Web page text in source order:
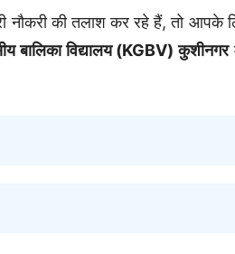
नौकरी की तलाश कर रहे हैं, तो
बालिका विद्यालय (KGBV) कुशीनगर